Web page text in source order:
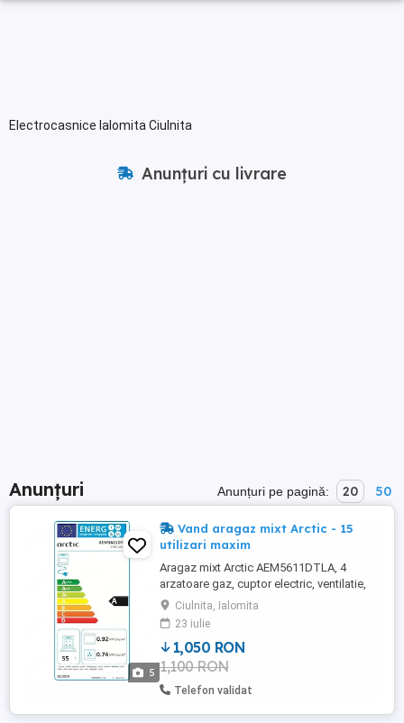
Electrocasnice Ialomita Ciulnita
Anunțuri cu livrare
Anunțuri Anunțuri pe pagină: 20 50
5
Vand aragaz mixt Arctic - 15
utilizari maxim
Aragaz mixt Arctic AEM5611DTLA, 4
arzatoare gaz, cuptor electric, ventilatie,
grill, Negru Antracit Timer,Aragaz 4
ochiuri,Aprindere electrica, cuptor
electric,Grill,Cuptor electric,Lumina cuptor
,Capac emailat Alimentare - plitaGaz GPL
Capac - Metalic Tava - Da Gratar cuptor -
Da Siguranta - Da Inca ...
Ciulnita, Ialomita
23 iulie
1,050 RON
1,100 RON
Telefon validat